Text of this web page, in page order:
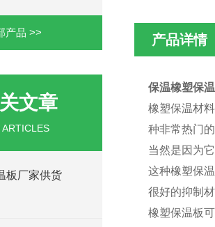
产品 >>
文章
ARTICLES
板厂家供货
产品详情
保温橡塑保
橡塑保温材
种非常热门
当然是因为
这种橡塑保
很好的抑制
橡塑保温板